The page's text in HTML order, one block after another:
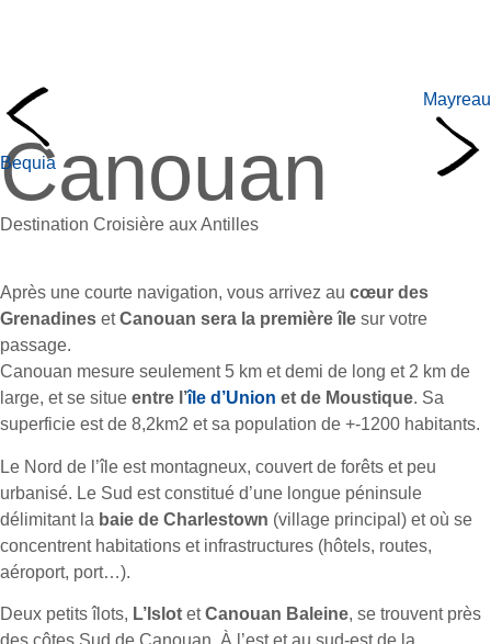
Bequia
Mayreau
Canouan
Destination Croisière aux Antilles
Après une courte navigation, vous arrivez au cœur des
Grenadines etCanouan sera la première île sur votre
passage.
Canouan mesure seulement 5 km et demi de long et 2 km de
large, et se situe entre l’île d’Union et de Moustique. Sa
superficie est de 8,2km2 et sa population de +-1200 habitants.
Le Nord de l’île est montagneux, couvert de forêts et peu
urbanisé. Le Sud est constitué d’une longue péninsule
délimitant la baie de Charlestown (village principal) et où se
concentrent habitations et infrastructures (hôtels, routes,
aéroport, port…).
Deux petits îlots, L’Islot etCanouan Baleine, se trouvent près